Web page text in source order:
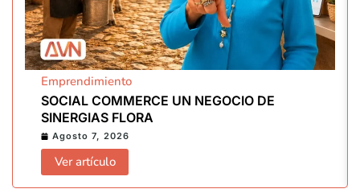
Emprendimiento
SOCIAL COMMERCE UN NEGOCIO DE
SINERGIAS FLORA
Agosto 7, 2026
Ver artículo